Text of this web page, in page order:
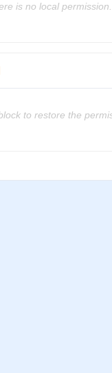
is no local permission.
to restore the